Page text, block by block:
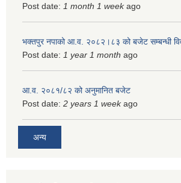
Post date: 1 month 1 weekago
भक्तपुर नपाको आ.व. २०८२।८३ को बजेट सम्बन्धी
Post date: 1 year 1 month ago
आ.व. २०८१/८२ को अनुमानित बजेट
Post date: 2 years 1 weekago
अन्य